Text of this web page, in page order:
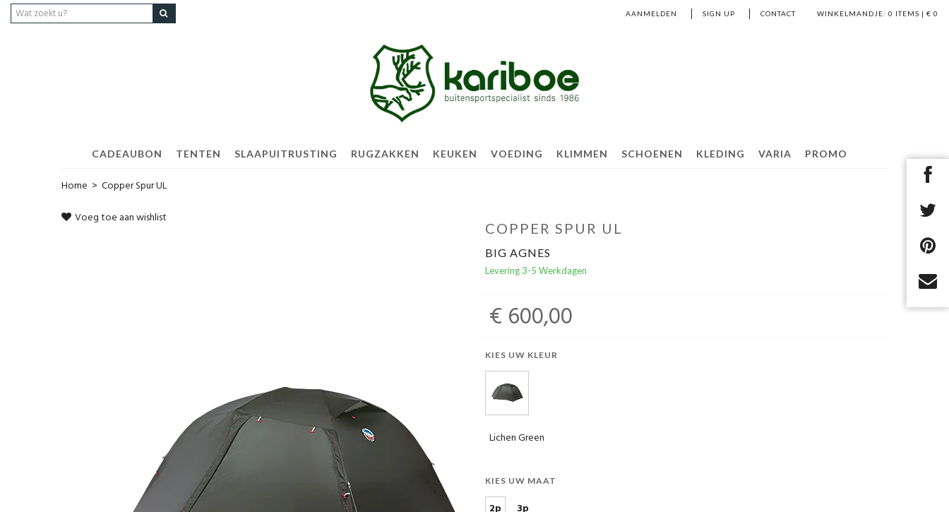
WINKELMANDJE: 0 ITEMS | € 0
AANMELDEN SIGN UP CONTACT
CADEAUBON TENTEN SLAAPUITRUSTING RUGZAKKEN KEUKEN VOEDING KLIMMEN SCHOENEN KLEDING VARIA PROMO
Home > Copper Spur UL
Voeg toe aan wishlist
COPPER SPUR UL
BIG AGNES
Levering 3-5 Werkdagen
€ 600,00
KIES UW KLEUR
Lichen Green
KIES UW MAAT
2p 3p